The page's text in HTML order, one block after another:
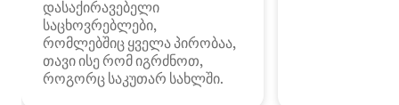
დასაქირავებელი
საცხოვრებლები,
რომლებშიც ყველა პირობაა,
თავი ისე რომ იგრძნოთ,
როგორც საკუთარ სახლში.